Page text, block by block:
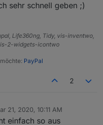
sehr schnell geben ;)
Life360ng, Tidy, vis-inventwo,
2-widgets-icontwo
PayPal
2
21, 2020, 10:11 AM
einfach so aus